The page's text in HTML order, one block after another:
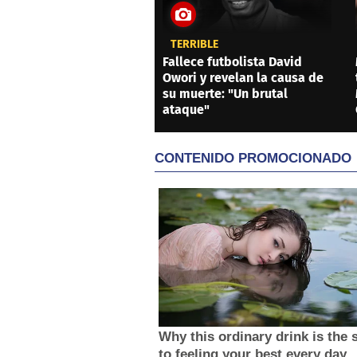
TERRIBLE
Fallece futbolista David
Owori y revelan la causa de
su muerte: "Un brutal
ataque"